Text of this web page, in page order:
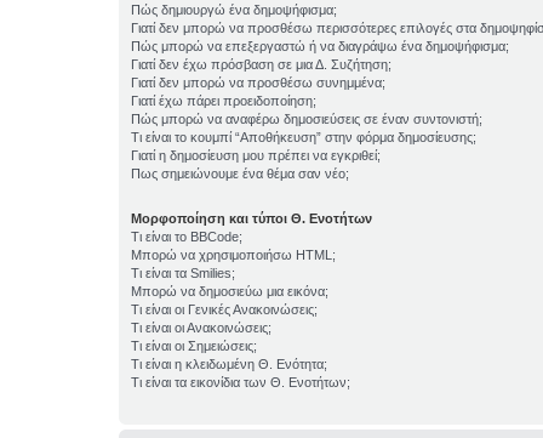
Πώς δημιουργώ ένα δημοψήφισμα;
Γιατί δεν μπορώ να προσθέσω περισσότερες επιλογές στα
Πώς μπορώ να επεξεργαστώ ή να διαγράψω ένα δημοψήφισμα;
Γιατί δεν έχω πρόσβαση σε μια Δ. Συζήτηση;
Γιατί δεν μπορώ να προσθέσω συνημμένα;
Γιατί έχω πάρει προειδοποίηση;
Πώς μπορώ να αναφέρω δημοσιεύσεις σε έναν συντονιστή;
Τι είναι το κουμπί “Αποθήκευση” στην φόρμα δημοσίευσης;
Γιατί η δημοσίευση μου πρέπει να εγκριθεί;
Πως σημειώνουμε ένα θέμα σαν νέο;
Μορφοποίηση και τύποι Θ. Ενοτήτων
Τι είναι το BBCode;
Μπορώ να χρησιμοποιήσω HTML;
Τι είναι τα Smilies;
Μπορώ να δημοσιεύω μια εικόνα;
Τι είναι οι Γενικές Ανακοινώσεις;
Τι είναι οι Ανακοινώσεις;
Τι είναι οι Σημειώσεις;
Τι είναι η κλειδωμένη Θ. Ενότητα;
Τι είναι τα εικονίδια των Θ. Ενοτήτων;